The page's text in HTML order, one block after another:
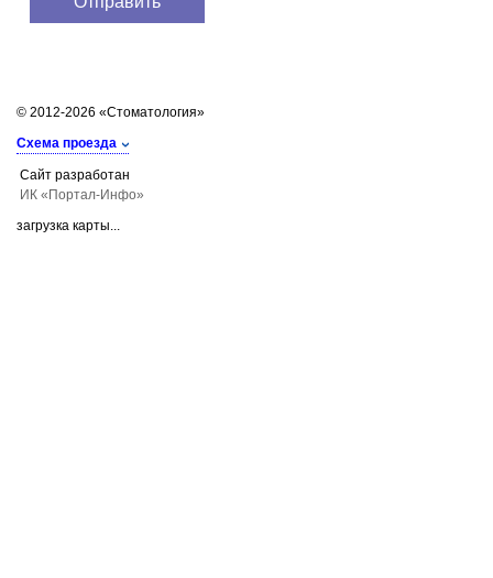
© 2012-2026 «Стоматология»
Схема проезда
Сайт разработан
ИК «Портал-Инфо»
загрузка карты...